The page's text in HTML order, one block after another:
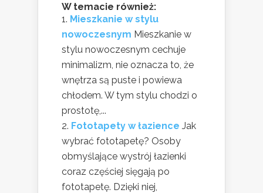
W temacie również:
Mieszkanie w stylu
nowoczesnym Mieszkanie w
stylu nowoczesnym cechuje
minimalizm, nie oznacza to, że
wnętrza są puste i powiewa
chłodem. W tym stylu chodzi o
prostotę,...
Fototapety w łazience Jak
wybrać fototapetę? Osoby
obmyślające wystrój łazienki
coraz częściej sięgają po
fototapetę. Dzięki niej,